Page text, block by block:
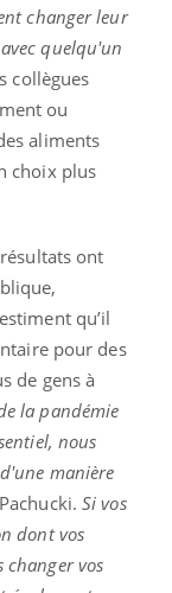
changer leur
quelqu'un
collègues
ou
aliments
choix plus
ont
qu’il
pour des
de gens à
la pandémie
nous
manière
Si vos
dont vos
changer vos